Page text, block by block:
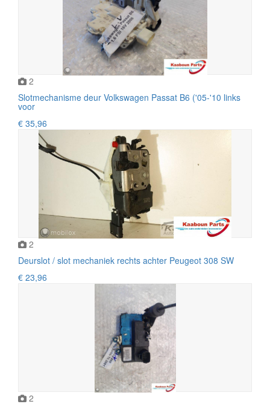
2
Slotmechanisme deur Volkswagen Passat B6 ('05-'10 links
voor
€ 35,96
2
Deurslot / slot mechaniek rechts achter Peugeot 308 SW
€ 23,96
2